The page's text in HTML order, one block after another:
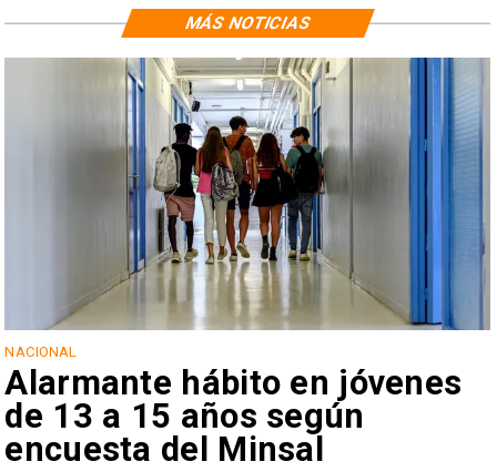
NACIONAL
Alarmante hábito en jóvenes
de 13 a 15 años según
encuesta del Minsal
MÁS NOTICIAS